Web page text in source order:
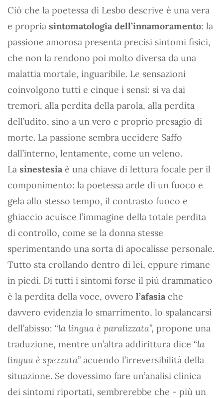
Ciò che la poetessa di Lesbo descrive è una vera
e propria sintomatologia dell’innamoramento: la
passione amorosa presenta precisi sintomi fisici,
che non la rendono poi molto diversa da una
malattia mortale, inguaribile. Le sensazioni
coinvolgono tutti e cinque i sensi: si va dai
tremori, alla perdita della parola, alla perdita
dell’udito, sino a un vero e proprio presagio di
morte. La passione sembra uccidere Saffo
dall’interno, lentamente, come un veleno.
La sinestesia è una chiave di lettura focale per il
componimento: la poetessa arde di un fuoco e
gela allo stesso tempo, il contrasto fuoco e
ghiaccio acuisce l’immagine della totale perdita
di controllo, come se la donna stesse
sperimentando una sorta di apocalisse personale.
Tutto sta crollando dentro di lei, eppure rimane
in piedi. Di tutti i sintomi forse il più drammatico
è la perdita della voce, ovvero l’afasia che
davvero evidenzia lo smarrimento, lo spalancarsi
dell’abisso: “la lingua è paralizzata”, propone una
traduzione, mentre un’altra addirittura dice “la
lingua è spezzata” acuendo l’irreversibilità della
situazione. Se dovessimo fare un’analisi clinica
dei sintomi riportati, sembrerebbe che - più un